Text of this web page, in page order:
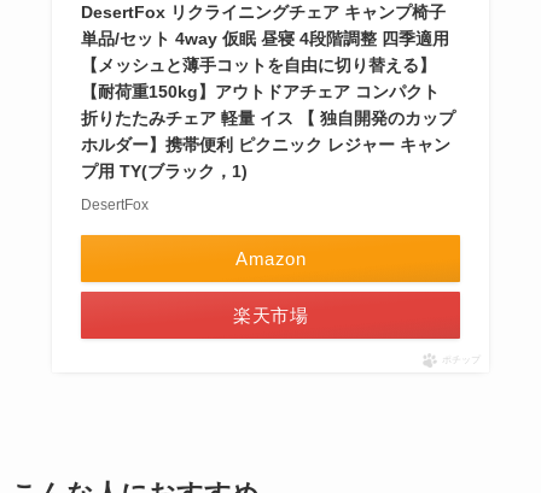
DesertFox リクライニングチェア キャンプ椅子
単品/セット 4way 仮眠 昼寝 4段階調整 四季適用
【メッシュと薄手コットを自由に切り替える】
【耐荷重150kg】アウトドアチェア コンパクト
折りたたみチェア 軽量 イス 【 独自開発のカップ
ホルダー】携帯便利 ピクニック レジャー キャン
プ用 TY(ブラック，1)
DesertFox
Amazon
楽天市場
ポチップ